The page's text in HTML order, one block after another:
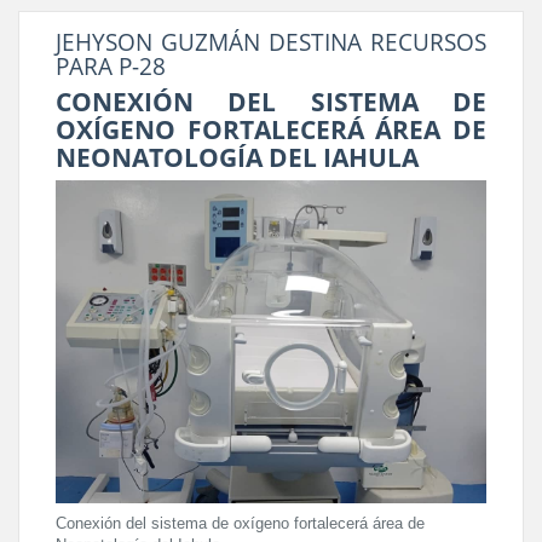
JEHYSON GUZMÁN DESTINA RECURSOS
PARA P-28
CONEXIÓN DEL SISTEMA DE
OXÍGENO FORTALECERÁ ÁREA DE
NEONATOLOGÍA DEL IAHULA
Conexión del sistema de oxígeno fortalecerá área de